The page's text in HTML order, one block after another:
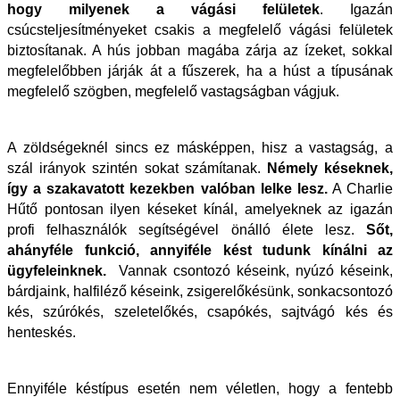
hogy milyenek a vágási felületek. Igazán
csúcsteljesítményeket csakis a megfelelő vágási felületek
biztosítanak. A hús jobban magába zárja az ízeket, sokkal
megfelelőbben járják át a fűszerek, ha a húst a típusának
megfelelő szögben, megfelelő vastagságban vágjuk.
A zöldségeknél sincs ez másképpen, hisz a vastagság, a
szál irányok szintén sokat számítanak.
Némely késeknek,
így a szakavatott kezekben valóban lelke lesz.A Charlie
Hűtő pontosan ilyen késeket kínál, amelyeknek az igazán
profi felhasználók segítségével önálló élete lesz. Sőt,
ahányféle funkció, annyiféle kést tudunk kínálni az
ügyfeleinknek.
Vannak csontozó késeink, nyúzó késeink,
bárdjaink, halfiléző késeink, zsigerelőkésünk, sonkacsontozó
kés, szúrókés, szeletelőkés, csapókés, sajtvágó kés és
henteskés.
Ennyiféle késtípus esetén nem véletlen, hogy a fentebb